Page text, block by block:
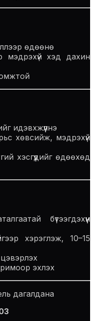
өдөөнө
мэдрэхүй хэд дахин
идэвхжүүлнэ
хөвсийж, мэдрэхүй
хэсгүүдийг өдөөхөд
бүтээгдэхүүн
хэрэглэж, 10–15
эхлэх
дагалдана